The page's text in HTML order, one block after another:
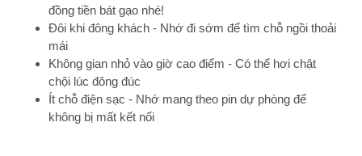
đồng tiền bát gạo nhé!
Đôi khi đông khách - Nhớ đi sớm để tìm chỗ ngồi thoải
mái
Không gian nhỏ vào giờ cao điểm - Có thể hơi chật
chội lúc đông đúc
Ít chỗ điện sạc - Nhớ mang theo pin dự phòng để
không bị mất kết nối